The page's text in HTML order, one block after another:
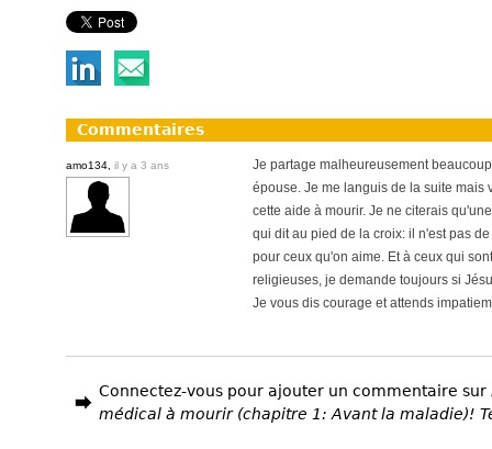
Commentaires
amo134, il y a 3 ans
Je partage malheureusement
épouse. Je me languis de la suite mais
cette aide à mourir. Je ne citerais
qui dit au pied de la croix: il n'est pas
pour ceux qu'on aime. Et à ceux qui
religieuses, je demande toujours si
Je vous dis courage et attends
Connectez-vous pour ajouter un commentaire sur
médical à mourir (chapitre 1: Avant la maladie)!